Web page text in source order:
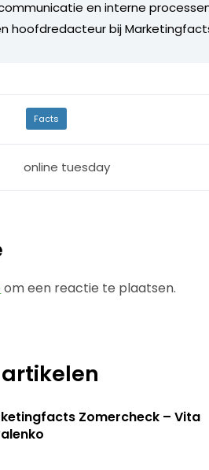
en interne
hoofdredacteur bij
Facts
online tuesday
om een reactie te plaatsen.
Zomercheck – Vita